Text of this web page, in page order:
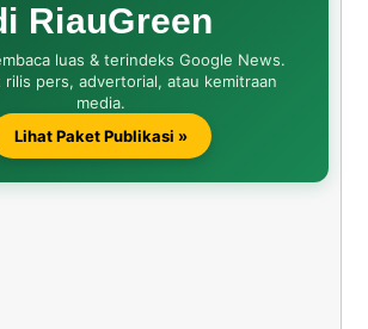
RiauGreen
luas & terindeks Google News.
rilis pers, advertorial, atau kemitraan
media.
Lihat Paket Publikasi »